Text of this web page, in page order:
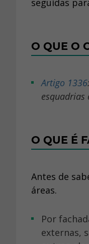
seguidas
O QUE O
Artigo 1336
esquadrias
O QUE É
Antes de
áreas.
Por fachada, entende-se toda área externa que compõe o visual do condomínio, como as paredes
externas,